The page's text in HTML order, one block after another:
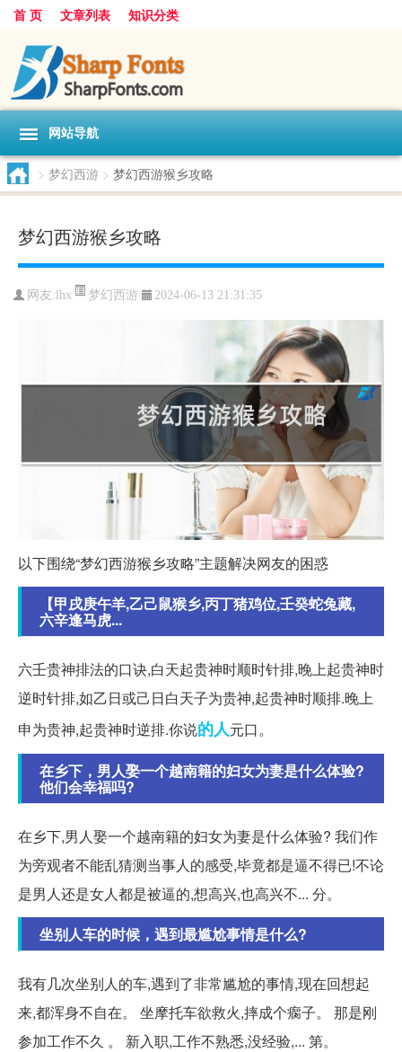
首 页 文章列表 知识分类
网站导航
> 梦幻西游 > 梦幻西游猴乡攻略
梦幻西游猴乡攻略
网友: lhx 梦幻西游 2024-06-13 21:31:35
以下围绕“梦幻西游猴乡攻略”主题解决网友的困惑
【甲戌庚午羊,乙己鼠猴乡,丙丁猪鸡位,壬癸蛇兔藏,
六辛逢马虎...
六壬贵神排法的口诀,白天起贵神时顺时针排,晚上起贵神时
逆时针排,如乙日或己日白天子为贵神,起贵神时顺排.晚上
申为贵神,起贵神时逆排.你说的人元口。
在乡下，男人娶一个越南籍的妇女为妻是什么体验?
他们会幸福吗?
在乡下,男人娶一个越南籍的妇女为妻是什么体验? 我们作
为旁观者不能乱猜测当事人的感受,毕竟都是逼不得已!不论
是男人还是女人都是被逼的,想高兴,也高兴不... 分。
坐别人车的时候，遇到最尴尬事情是什么?
我有几次坐别人的车,遇到了非常尴尬的事情,现在回想起
来,都浑身不自在。 坐摩托车欲救火,摔成个瘸子。 那是刚
参加工作不久 。 新入职,工作不熟悉,没经验,... 第。